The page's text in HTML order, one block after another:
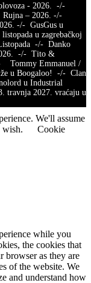
- 2026. -/-
Rujna – 2026. -/-
-/- GusGus u
u zagrebačkoj
-/- Danko
-/- Tito &
Tommy Emmanuel /
u Boogaloo! -/- Clan
u Industrial
travnja 2027. vraćaju u
We'll assume
wish.
Cookie
while you
the cookies that
browser as they are
of the website. We
and understand how